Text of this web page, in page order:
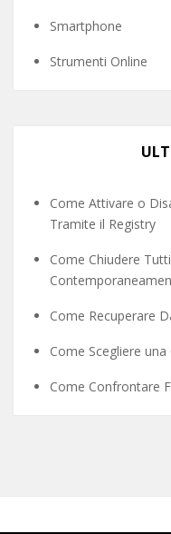
Smartphone
Strumenti Online
Come Attivare o
Tramite il Registry
Come Chiudere
Come Recuperare
Come Scegliere
Come Confrontare